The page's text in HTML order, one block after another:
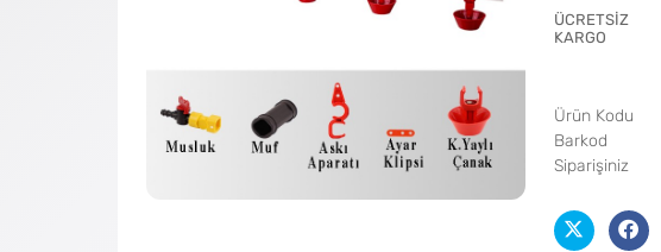
ÜCRETSIZ
KARGO
Ürün Kodu
Barkod
Siparişiniz